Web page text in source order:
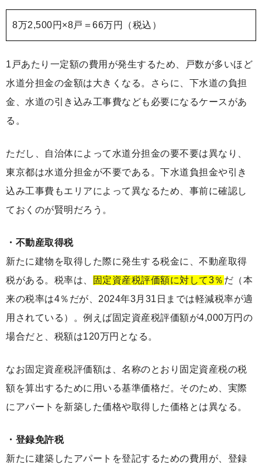
8万2,500円×8戸＝66万円（税込）
1戸あたり一定額の費用が発生するため、戸数が多いほど
水道分担金の金額は大きくなる。さらに、下水道の負担
金、水道の引き込み工事費なども必要になるケースがあ
る。
ただし、自治体によって水道分担金の要不要は異なり、
東京都は水道分担金が不要である。下水道負担金や引き
込み工事費もエリアによって異なるため、事前に確認し
ておくのが賢明だろう。
・不動産取得税
新たに建物を取得した際に発生する税金に、不動産取得
税がある。税率は、
固定資産税評価額に対して3％ だ（本
来の税率は4％だが、2024年3月31日までは軽減税率が適
用されている）。例えば固定資産税評価額が4,000万円の
場合だと、税額は120万円となる。
なお固定資産税評価額は、名称のとおり固定資産税の税
額を算出するために用いる基準価格だ。そのため、実際
にアパートを新築した価格や取得した価格とは異なる。
・登録免許税
新たに建築したアパートを登記するための費用が、登録